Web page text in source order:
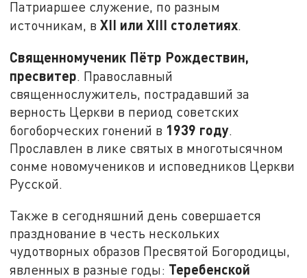
Патриаршее служение, по разным
источникам, вXII илиXIII столетиях.
Священномученик Пётр Рождествин,
пресвитер. Православный
священнослужитель, пострадавший за
верность Церкви в период советских
богоборческих гонений в 1939 году.
Прославлен в лике святых в многотысячном
сонме новомучеников и исповедников Церкви
Русской.
Также в сегодняшний день совершается
празднование в честь нескольких
чудотворных образов Пресвятой Богородицы,
явленных в разные годы: Теребенской